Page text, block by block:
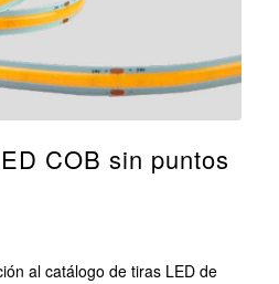
COB sin puntos
al catálogo de tiras LED de